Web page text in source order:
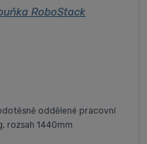
oddělené pracovní
rozsah 1440mm